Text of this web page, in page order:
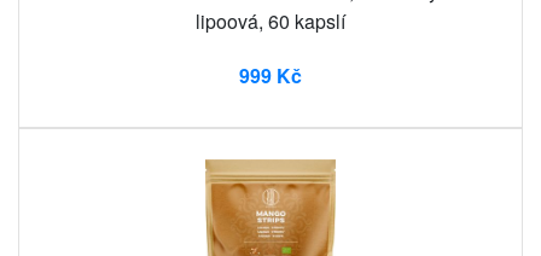
lipoová, 60 kapslí
999 Kč